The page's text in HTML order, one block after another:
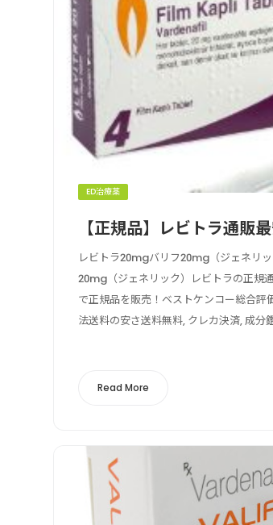
ED治療薬
【正規品】レビトラ通販
レビトラ20mgバリフ20mg（ジェネリ
20mg（ジェネリック）レビトラの正規
で正規品を販売！ベストケンコー総合
法送料の安さ送料無料, クレカ決済, 成分
Read More